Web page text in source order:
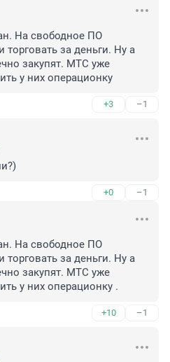
На свободное ПО
за деньги. Ну а
закупят. МТС уже
у них операционку
+3 –1
+0 –1
На свободное ПО
за деньги. Ну а
закупят. МТС уже
у них операционку .
+10 –1